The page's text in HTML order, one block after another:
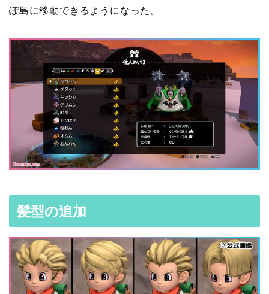
ぽ島に移動できるようになった。
髪型の追加